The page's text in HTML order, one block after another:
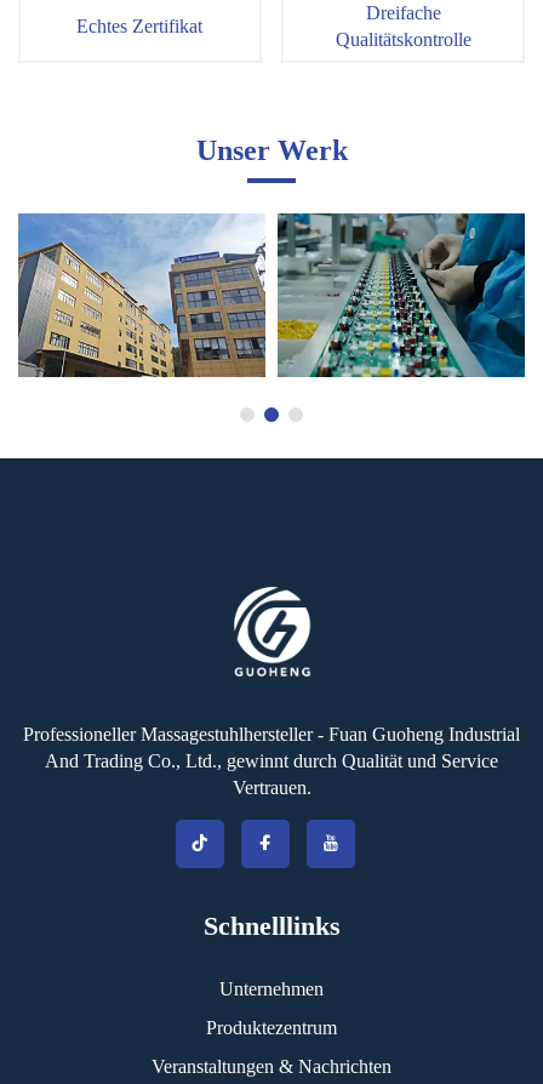
Echtes Zertifikat
Dreifache
Qualitätskontrolle
Unser Werk
Professioneller Massagestuhlhersteller - Fuan Guoheng Industrial
And Trading Co., Ltd., gewinnt durch Qualität und Service
Vertrauen.
Schnelllinks
Unternehmen
Produktezentrum
Veranstaltungen & Nachrichten